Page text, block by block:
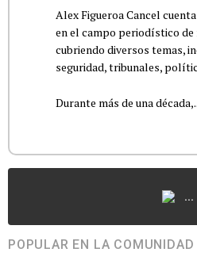
Alex Figueroa Cancel
en el campo periodístico de
cubriendo diversos temas,
seguridad, tribunales,
Durante más de una
...
POPULAR EN LA COMUNIDAD